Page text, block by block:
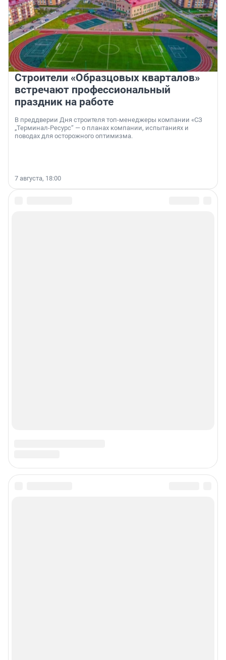
Строители «Образцовых кварталов»
встречают профессиональный
праздник на работе
В преддверии Дня строителя топ-менеджеры компании «СЗ
„Терминал-Ресурс“ — о планах компании, испытаниях и
поводах для осторожного оптимизма.
7 августа, 18:00